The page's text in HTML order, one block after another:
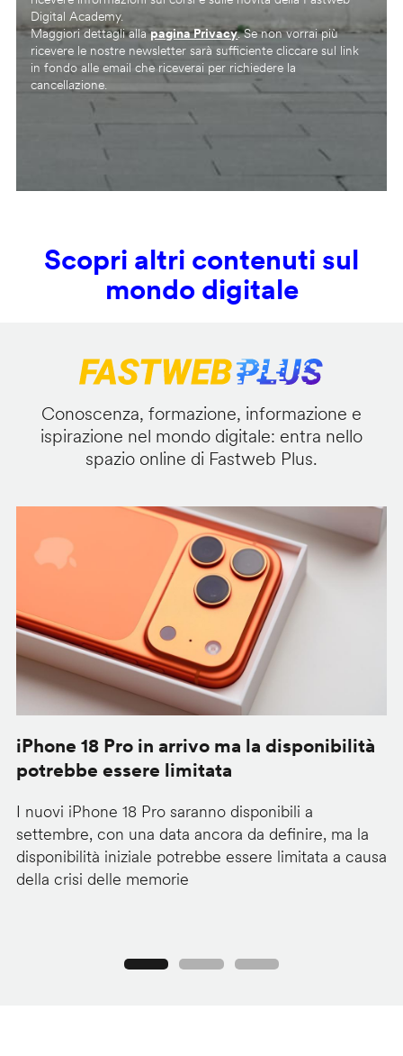
Digital Academy.
Maggiori dettagli allapagina Privacy. Se non vorrai più
ricevere le nostre newsletter sarà sufficiente cliccare sul link
in fondo alle email che riceverai per richiedere la
cancellazione.
Scopri altri contenuti sul
mondo digitale
Conoscenza, formazione, informazione e
ispirazione nel mondo digitale: entra nello
spazio online di Fastweb Plus.
iPhone 18 Pro in arrivo ma la disponibilità
potrebbe essere limitata
I nuovi iPhone 18 Pro saranno disponibili a
settembre, con una data ancora da definire, ma la
disponibilità iniziale potrebbe essere limitata a causa
della crisi delle memorie